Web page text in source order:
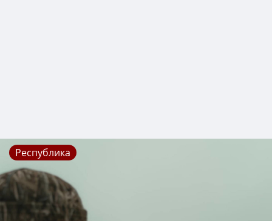
Республика